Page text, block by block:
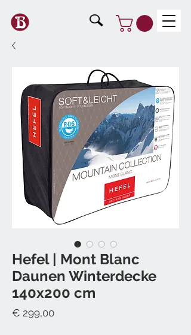
Hefel | Mont Blanc
Daunen Winterdecke
140x200 cm
€ 299,00Preis